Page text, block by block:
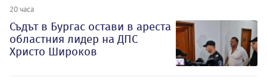
20 часа
Съдът в Бургас остави в ареста
областния лидер на ДПС
Христо Широков